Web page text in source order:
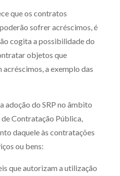
que os contratos
sofrer acréscimos, é
cogita a possibilidade do
objetos que
a exemplo das
adoção do SRP no âmbito
Contratação Pública,
daquele às contratações
ou bens:
que autorizam a utilização